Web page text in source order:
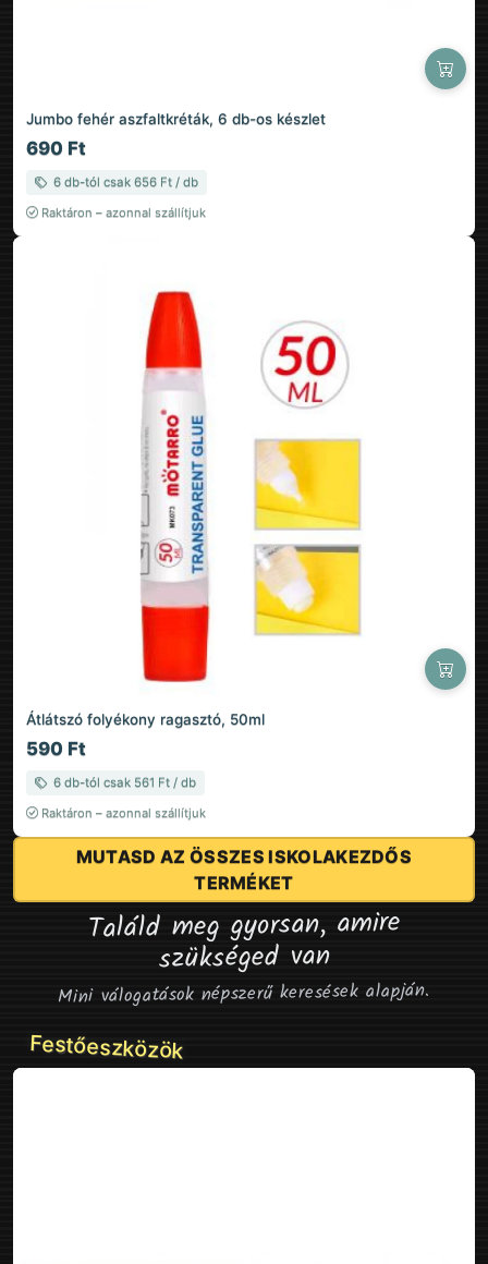
Jumbo fehér aszfaltkréták, 6 db-os készlet
690 Ft
6 db-tól csak 656 Ft / db
Raktáron – azonnal szállítjuk
Átlátszó folyékony ragasztó, 50ml
590 Ft
6 db-tól csak 561 Ft / db
Raktáron – azonnal szállítjuk
MUTASD AZ ÖSSZES ISKOLAKEZDŐS
TERMÉKET
Találd meg gyorsan, amire
szükséged van
Mini válogatások népszerű keresések alapján.
Festőeszközök